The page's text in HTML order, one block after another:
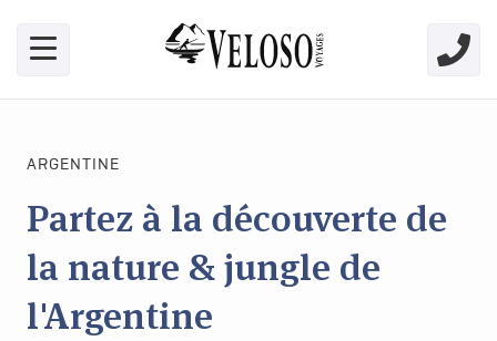
ARGENTINE
Partez à la découverte de
la nature & jungle de
l'Argentine